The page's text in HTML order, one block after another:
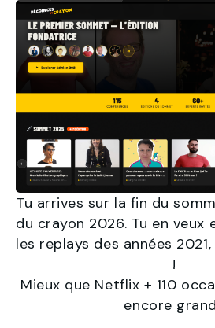
Tu arrives sur la fin du
du crayon 2026. Tu en veux
les replays des années
!
Mieux que Netflix + 110
encore